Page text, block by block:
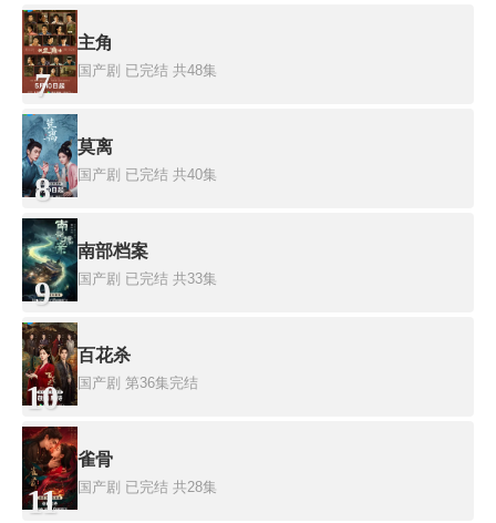
7
主角
国产剧 已完结 共48集
8
莫离
国产剧 已完结 共40集
9
南部档案
国产剧 已完结 共33集
10
百花杀
国产剧 第36集完结
11
雀骨
国产剧 已完结 共28集